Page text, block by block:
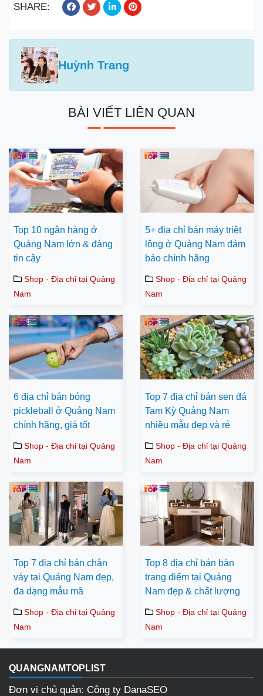
SHARE:
Huỳnh Trang
BÀI VIẾT LIÊN QUAN
Top 10 ngân hàng ở
Quảng Nam lớn & đáng
tin cậy
Shop - Địa chỉ tại Quảng
Nam
5+ địa chỉ bán máy triệt
lông ở Quảng Nam đảm
bảo chính hãng
Shop - Địa chỉ tại Quảng
Nam
6 địa chỉ bán bóng
pickleball ở Quảng Nam
chính hãng, giá tốt
Shop - Địa chỉ tại Quảng
Nam
Top 7 địa chỉ bán sen đá
Tam Kỳ Quảng Nam
nhiều mẫu đẹp và rẻ
Shop - Địa chỉ tại Quảng
Nam
Top 7 địa chỉ bán chân
váy tại Quảng Nam đẹp,
đa dạng mẫu mã
Shop - Địa chỉ tại Quảng
Nam
Top 8 địa chỉ bán bàn
trang điểm tại Quảng
Nam đẹp & chất lượng
Shop - Địa chỉ tại Quảng
Nam
QUANGNAMTOPLIST
Đơn vị chủ quản: Công ty DanaSEO